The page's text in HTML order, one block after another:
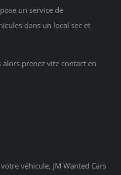
un service de
dans un local sec et
alors prenez vite contact en
véhicule, JM Wanted Cars